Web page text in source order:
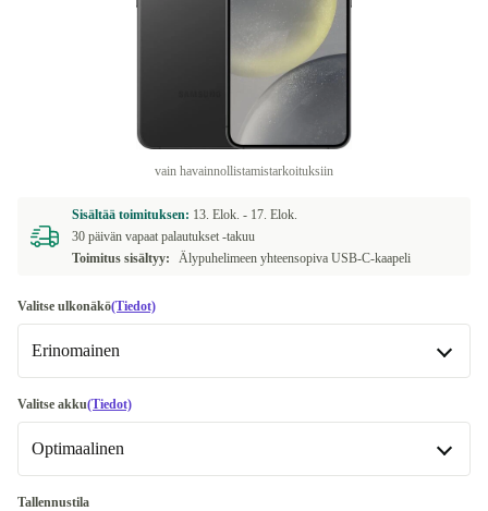
vain havainnollistamistarkoituksiin
Sisältää toimituksen: 13. Elok. - 17. Elok.
30 päivän vapaat palautukset -takuu
Toimitus sisältyy:
Älypuhelimeen yhteensopiva USB-C-kaapeli
Valitse ulkonäkö(Tiedot)
Erinomainen
Erinomainen
Premium +65,03 €
Valitse akku(Tiedot)
Optimaalinen
Optimaalinen
Tallennustila